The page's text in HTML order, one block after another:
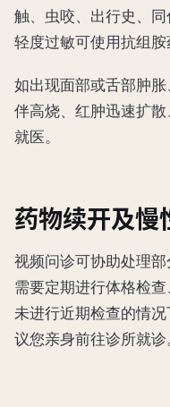
触、虫咬、出行史、同
轻度过敏可使用抗组胺
如出现面部或舌部肿
伴高烧、红肿迅速扩
就医。
药物续开及慢
视频问诊可协助处理
需要定期进行体格检
未进行近期检查的情
议您亲身前往诊所就诊